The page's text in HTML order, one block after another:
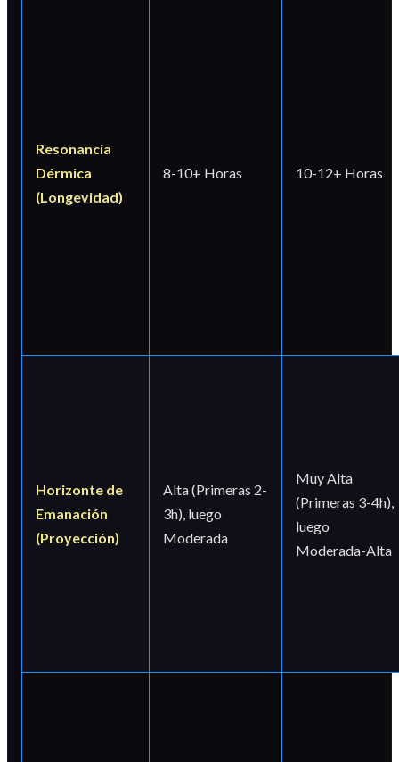
Resonancia
Dérmica
(Longevidad)
8-10+ Horas 10-12+ Horas
Horizonte de
Emanación
(Proyección)
Alta (Primeras 2-
3h), luego
Moderada
Muy Alta
(Primeras 3-4h),
luego
Moderada-Alta